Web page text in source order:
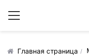
Главная страница